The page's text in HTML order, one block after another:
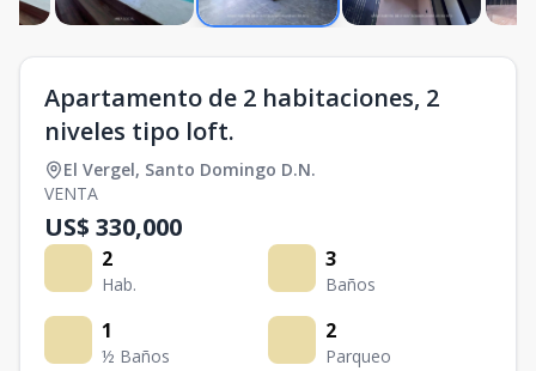
Apartamento de 2 habitaciones, 2
niveles tipo loft.
El Vergel, Santo Domingo D.N.
VENTA
US$ 330,000
2
Hab.
3
Baños
1
½ Baños
2
Parqueo